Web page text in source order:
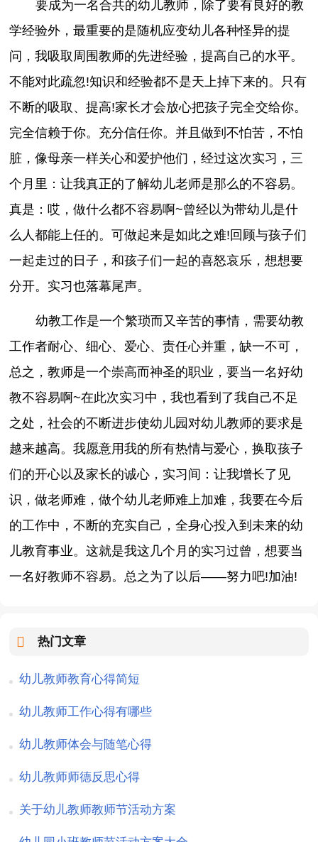
要成为一名合共的幼儿教师，除了要有良好的教
学经验外，最重要的是随机应变幼儿各种怪异的提
问，我吸取周围教师的先进经验，提高自己的水平。
不能对此疏忽!知识和经验都不是天上掉下来的。只有
不断的吸取、提高!家长才会放心把孩子完全交给你。
完全信赖于你。充分信任你。并且做到不怕苦，不怕
脏，像母亲一样关心和爱护他们，经过这次实习，三
个月里：让我真正的了解幼儿老师是那么的不容易。
真是：哎，做什么都不容易啊~曾经以为带幼儿是什
么人都能上任的。可做起来是如此之难!回顾与孩子们
一起走过的日子，和孩子们一起的喜怒哀乐，想想要
分开。实习也落幕尾声。
幼教工作是一个繁琐而又辛苦的事情，需要幼教
工作者耐心、细心、爱心、责任心并重，缺一不可，
总之，教师是一个崇高而神圣的职业，要当一名好幼
教不容易啊~在此次实习中，我也看到了我自己不足
之处，社会的不断进步使幼儿园对幼儿教师的要求是
越来越高。我愿意用我的所有热情与爱心，换取孩子
们的开心以及家长的诚心，实习间：让我增长了见
识，做老师难，做个幼儿老师难上加难，我要在今后
的工作中，不断的充实自己，全身心投入到未来的幼
儿教育事业。这就是我这几个月的实习过曾，想要当
一名好教师不容易。总之为了以后——努力吧!加油!
热门文章
幼儿教师教育心得简短
幼儿教师工作心得有哪些
幼儿教师体会与随笔心得
幼儿教师师德反思心得
关于幼儿教师教师节活动方案